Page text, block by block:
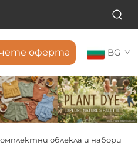
оферта BG
облекла и набори